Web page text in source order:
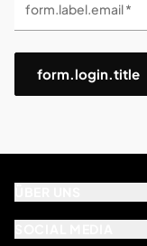
form.label.email *
form.login.title